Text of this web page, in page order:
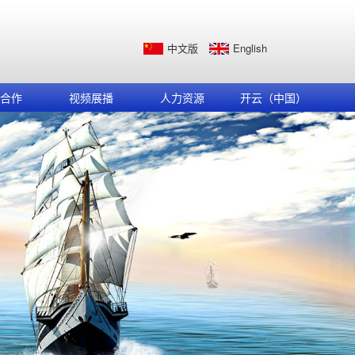
中文版 English
作 视频展播 人力资源 开云（中国）